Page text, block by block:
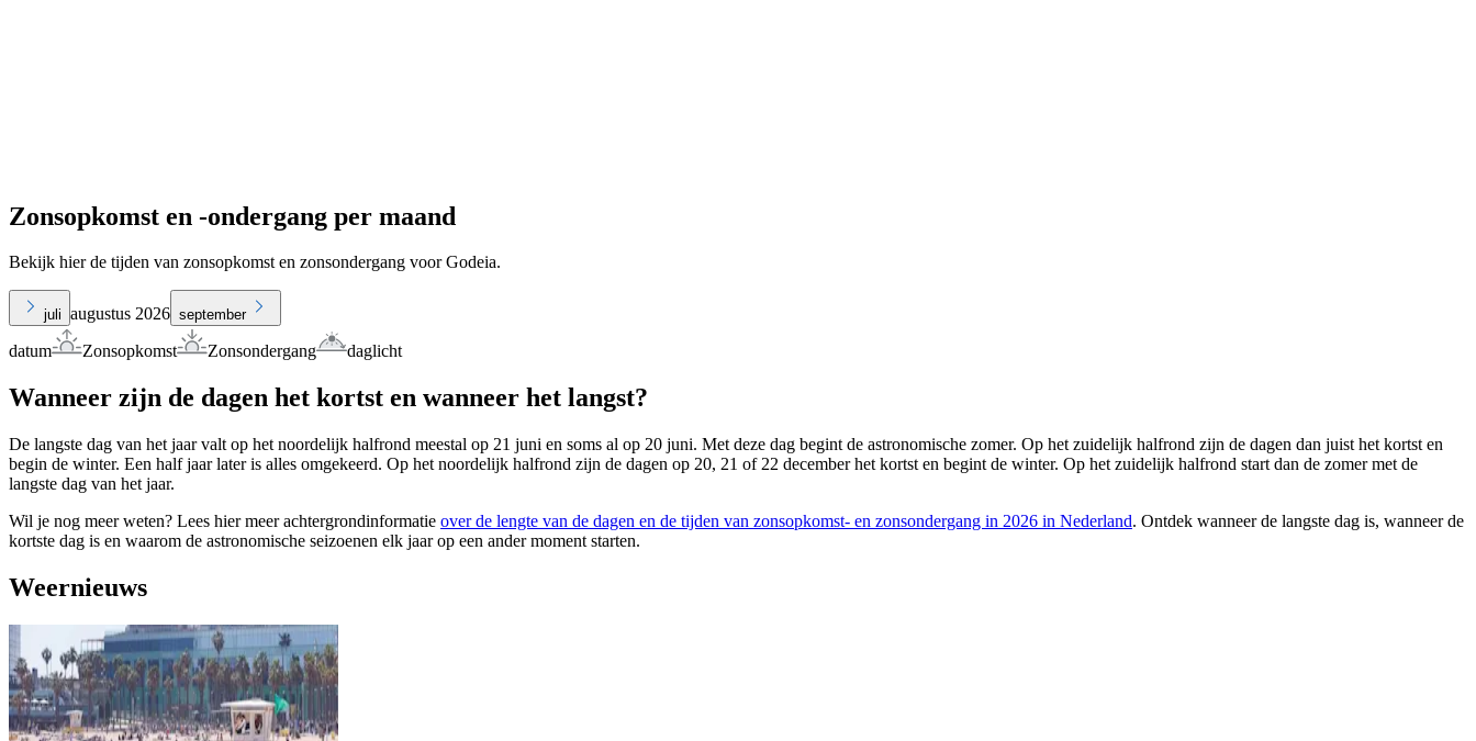
Zonsopkomst en -ondergang per maand
Bekijk hier de tijden van zonsopkomst en zonsondergang voor Godeia.
juli augustus 2026 september
datum Zonsopkomst Zonsondergang daglicht
Wanneer zijn de dagen het kortst en wanneer het langst?
De langste dag van het jaar valt op het noordelijk halfrond meestal op 21 juni en soms al op 20 juni. Met deze dag begint de astronomische zomer. Op het zuidelijk halfrond zijn de dagen dan juist het kortst en
begin de winter. Een half jaar later is alles omgekeerd. Op het noordelijk halfrond zijn de dagen op 20, 21 of 22 december het kortst en begint de winter. Op het zuidelijk halfrond start dan de zomer met de
langste dag van het jaar.
Wil je nog meer weten? Lees hier meer achtergrondinformatie over de lengte van de dagen en de tijden van zonsopkomst- en zonsondergang in 2026 in Nederland. Ontdek wanneer de langste dag is, wanneer de
kortste dag is en waarom de astronomische seizoenen elk jaar op een ander moment starten.
Weernieuws